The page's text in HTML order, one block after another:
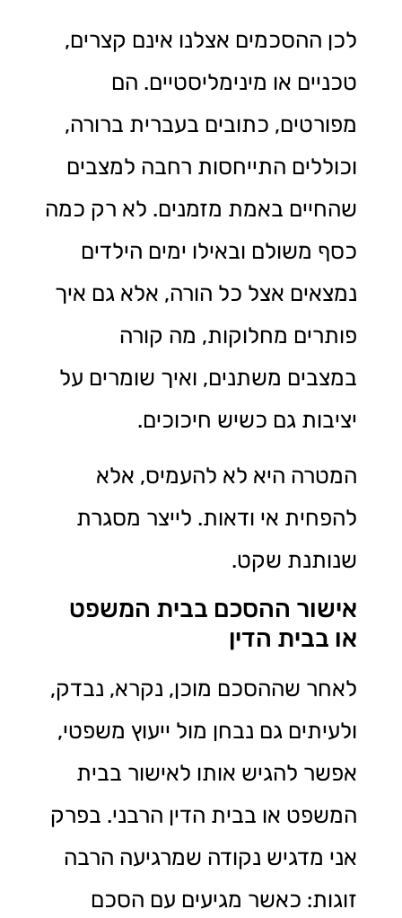
לכן ההסכמים אצלנו אינם קצרים,
טכניים או מינימליסטיים. הם
מפורטים, כתובים בעברית ברורה,
וכוללים התייחסות רחבה למצבים
שהחיים באמת מזמנים. לא רק כמה
כסף משולם ובאילו ימים הילדים
נמצאים אצל כל הורה, אלא גם איך
פותרים מחלוקות, מה קורה
במצבים משתנים, ואיך שומרים על
יציבות גם כשיש חיכוכים.
המטרה היא לא להעמיס, אלא
להפחית אי ודאות. לייצר מסגרת
שנותנת שקט.
אישור ההסכם בבית המשפט
או בבית הדין
לאחר שההסכם מוכן, נקרא, נבדק,
ולעיתים גם נבחן מול ייעוץ משפטי,
אפשר להגיש אותו לאישור בבית
המשפט או בבית הדין הרבני. בפרק
אני מדגיש נקודה שמרגיעה הרבה
זוגות: כאשר מגיעים עם הסכם